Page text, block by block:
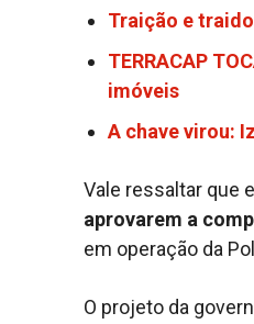
Traição e
TERRACAP
imóveis
A chave virou:
Vale ressaltar que
aprovarem a
em operação da
O projeto da